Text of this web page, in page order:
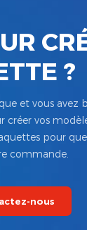
?
et vous avez
créer vos
pour
commande.
nous